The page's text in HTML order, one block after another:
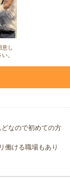
し
。
なので初めての方
働ける職場もあり